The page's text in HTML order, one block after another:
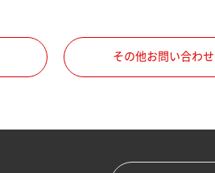
その他お問い合わせ